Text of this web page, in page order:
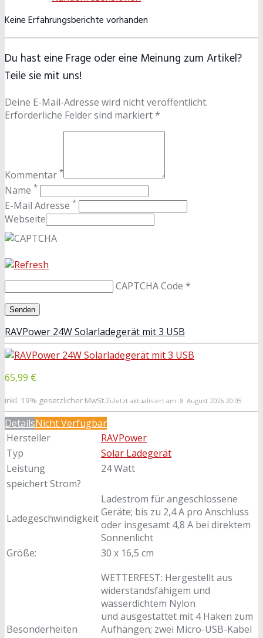
Keine Erfahrungsberichte vorhanden
Du hast eine Frage oder eine Meinung zum Artikel?
Teile sie mit uns!
Deine E-Mail-Adresse wird nicht veröffentlicht.
Erforderliche Felder sind markiert *
Kommentar *
Name *
E-Mail Adresse *
Webseite
CAPTCHA Code *
RAVPower 24W Solarladegerät mit 3 USB
65,99 €
inkl. 19% gesetzlicher MwSt.Zuletzt aktualisiert am: 8. August 2026 20:05
DetailsNicht Verfügbar
Hersteller
RAVPower
Typ
Solar Ladegerät
Leistung
24 Watt
speichert Strom?
Ladegeschwindigkeit
Ladestrom für angeschlossene
Geräte; bis zu 2,4 A pro Anschluss
oder insgesamt 4,8 A bei direktem
Sonnenlicht
Größe:
30 x 16,5 cm
Besonderheiten
WETTERFEST: Hergestellt aus
widerstandsfähigem und
wasserdichtem Nylon
und ausgestattet mit 4 Haken zum
Aufhängen; zwei Micro-USB-Kabel